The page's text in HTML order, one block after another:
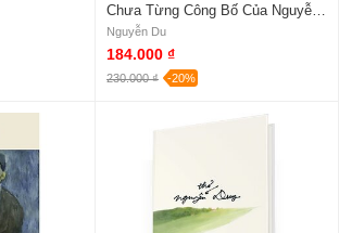
Chưa Từng Công Bố Của Nguyễn
Tư Nghiêm
Nguyễn Du
184.000 ₫
230.000 ₫ -20%